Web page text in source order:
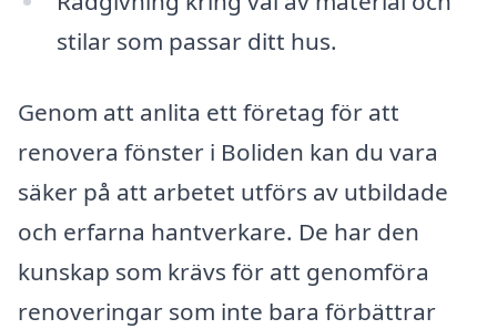
stilar som passar ditt hus.
Genom att anlita ett företag för att
renovera fönster i Boliden kan du vara
säker på att arbetet utförs av utbildade
och erfarna hantverkare. De har den
kunskap som krävs för att genomföra
renoveringar som inte bara förbättrar